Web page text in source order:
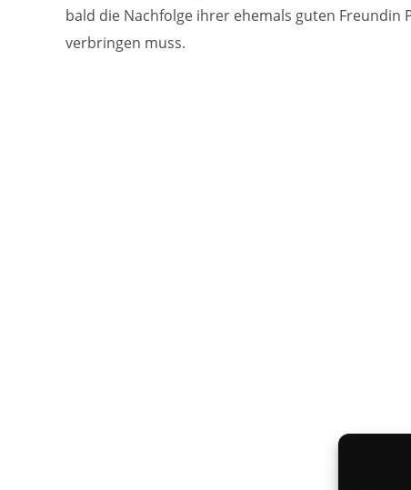
bald die Nachfolge ihrer ehemals guten
verbringen muss.